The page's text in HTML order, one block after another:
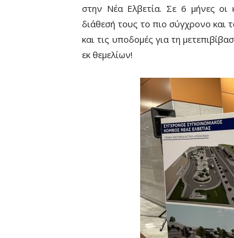
στην Νέα Ελβετία. Σε 6 μήνες οι
διάθεσή τους το πιο σύγχρονο και
και τις υποδομές για τη
εκ θεμελίων!